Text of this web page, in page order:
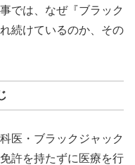
では、なぜ『ブラック
続けているのか、その
医・ブラックジャック
許を持たずに医療を行